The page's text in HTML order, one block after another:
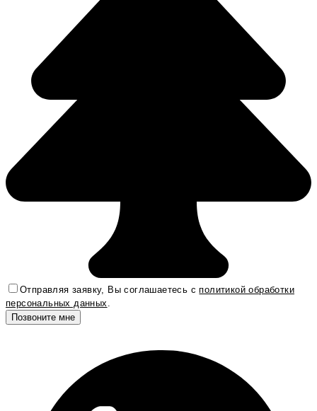
Отправляя заявку, Вы соглашаетесь сполитикой обработки
персональных данных.